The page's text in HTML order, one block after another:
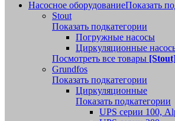
Насосное оборудованиеПоказать
Stout
Показать подкатегории
Погружные насосы
Циркуляционные
Посмотреть все товары
Grundfos
Показать подкатегории
Циркуляционные
Показать подкатегории
UPS серии 100,